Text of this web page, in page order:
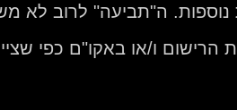
ה"תביעה" לרוב לא
ו/או באקו"ם כפי